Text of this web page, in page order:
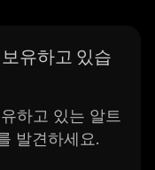
for tracking
that advertisers
Advertisers
with their
options
유하고 있습
하고 있는 알트
발견하세요.